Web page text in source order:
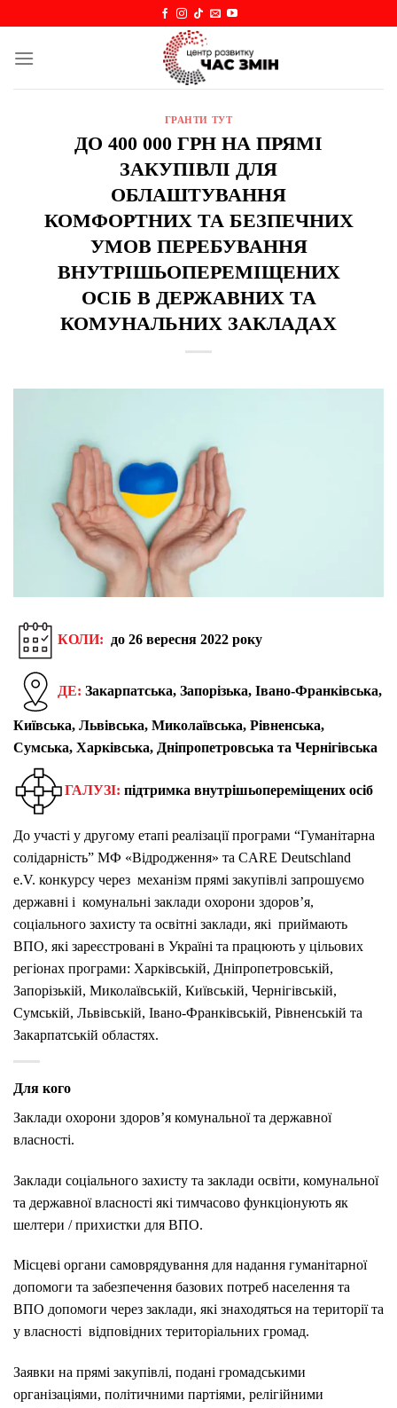
content
ГРАНТИ ТУТ
ДО 400 000 ГРН НА ПРЯМІ
ЗАКУПІВЛІ ДЛЯ
ОБЛАШТУВАННЯ
КОМФОРТНИХ ТА БЕЗПЕЧНИХ
УМОВ ПЕРЕБУВАННЯ
ВНУТРІШЬОПЕРЕМІЩЕНИХ
ОСІБ В ДЕРЖАВНИХ ТА
КОМУНАЛЬНИХ ЗАКЛАДАХ
КОЛИ: до 26 вересня 2022 року
ДЕ: Закарпатська, Запорізька, Івано-Франківська,
Київська, Львівська, Миколаївська, Рівненська,
Сумська, Харківська, Дніпропетровська та Чернігівська
ГАЛУЗІ: підтримка внутрішьопереміщених осіб
До участі у другому етапі реалізації програми “Гуманітарна
солідарність” МФ «Відродження» та CARE Deutschland
e.V. конкурсу через механізм прямі закупівлі запрошуємо
державні і комунальні заклади охорони здоров’я,
соціального захисту та освітні заклади, які приймають
ВПО, які зареєстровані в Україні та працюють у цільових
регіонах програми: Харківській, Дніпропетровській,
Запорізькій, Миколаївській, Київській, Чернігівській,
Сумській, Львівській, Івано-Франківській, Рівненській та
Закарпатській областях.
Для кого
Заклади охорони здоров’я комунальної та державної
власності.
Заклади соціального захисту та заклади освіти, комунальної
та державної власності які тимчасово функціонують як
шелтери / прихистки для ВПО.
Місцеві органи самоврядування для надання гуманітарної
допомоги та забезпечення базових потреб населення та
ВПО допомоги через заклади, які знаходяться на території та
у власності відповідних територіальних громад.
Заявки на прямі закупівлі, подані громадськими
організаціями, політичними партіями, релігійними